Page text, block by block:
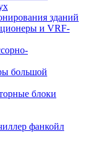
зданий
и VRF-
большой
блоки
фанкойл